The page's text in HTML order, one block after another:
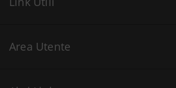
Area Utente